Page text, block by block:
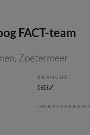
FACT-team
, Zoetermeer
BRANCHE
GGZ
DIENSTVERBAND